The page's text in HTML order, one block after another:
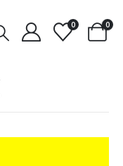
0 0